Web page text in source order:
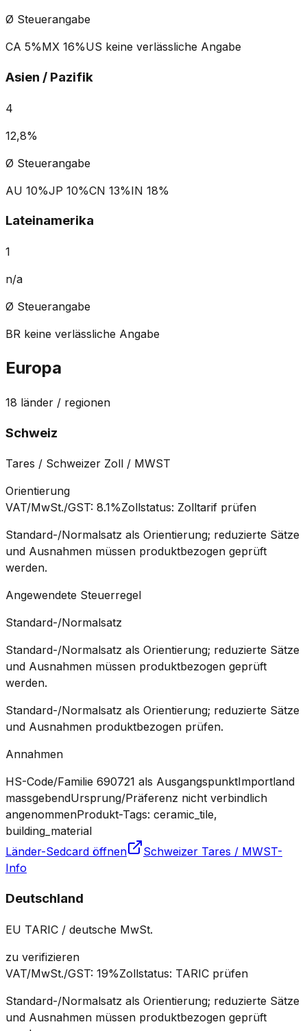
Ø Steuerangabe
CA 5%MX 16%US keine verlässliche Angabe
Asien / Pazifik
4
12,8%
Ø Steuerangabe
AU 10%JP 10%CN 13%IN 18%
Lateinamerika
1
n/a
Ø Steuerangabe
BR keine verlässliche Angabe
Europa
18 länder / regionen
Schweiz
Tares / Schweizer Zoll / MWST
Orientierung
VAT/MwSt./GST: 8.1%Zollstatus: Zolltarif prüfen
Standard-/Normalsatz als Orientierung; reduzierte Sätze
und Ausnahmen müssen produktbezogen geprüft
werden.
Angewendete Steuerregel
Standard-/Normalsatz
Standard-/Normalsatz als Orientierung; reduzierte Sätze
und Ausnahmen müssen produktbezogen geprüft
werden.
Standard-/Normalsatz als Orientierung; reduzierte Sätze
und Ausnahmen produktbezogen prüfen.
Annahmen
HS-Code/Familie 690721 als AusgangspunktImportland
massgebendUrsprung/Präferenz nicht verbindlich
angenommenProdukt-Tags: ceramic_tile,
building_material
Länder-Sedcard öffnen
Schweizer Tares / MWST-
Info
Deutschland
EU TARIC / deutsche MwSt.
zu verifizieren
VAT/MwSt./GST: 19%Zollstatus: TARIC prüfen
Standard-/Normalsatz als Orientierung; reduzierte Sätze
und Ausnahmen müssen produktbezogen geprüft